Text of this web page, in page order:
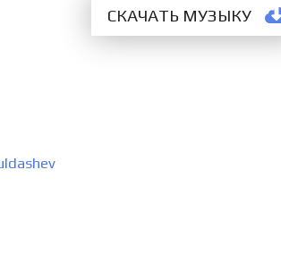
СКАЧАТЬ МУЗЫКУ